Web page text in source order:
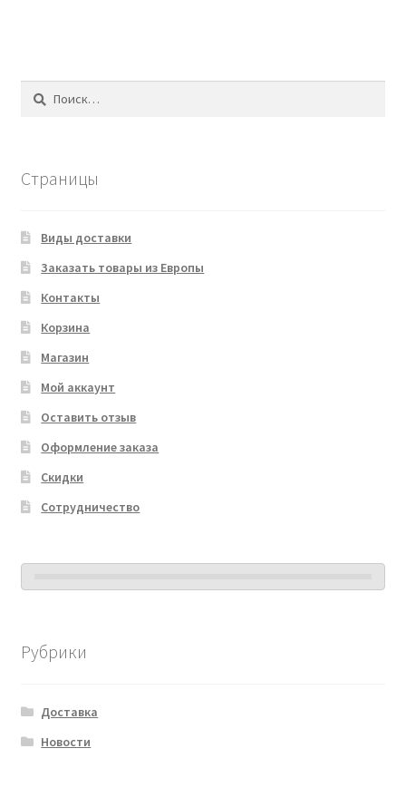
Найти:
Страницы
Виды доставки
Заказать товары из Европы
Контакты
Корзина
Магазин
Мой аккаунт
Оставить отзыв
Оформление заказа
Скидки
Сотрудничество
Рубрики
Доставка
Новости